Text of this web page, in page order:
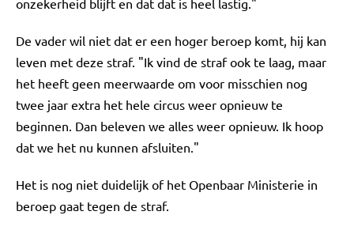
onzekerheid blijft en dat dat is heel lastig."
De vader wil niet dat er een hoger beroep komt, hij kan
leven met deze straf. "Ik vind de straf ook te laag, maar
het heeft geen meerwaarde om voor misschien nog
twee jaar extra het hele circus weer opnieuw te
beginnen. Dan beleven we alles weer opnieuw. Ik hoop
dat we het nu kunnen afsluiten."
Het is nog niet duidelijk of het Openbaar Ministerie in
beroep gaat tegen de straf.